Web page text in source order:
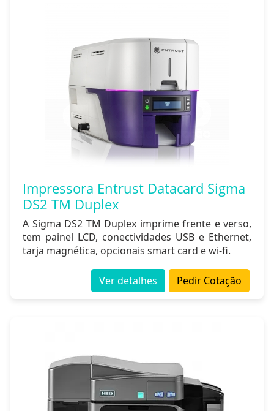
Impressora Entrust Datacard Sigma
DS2 TM Duplex
A Sigma DS2 TM Duplex imprime frente e verso,
tem painel LCD, conectividades USB e Ethernet,
tarja magnética, opcionais smart card e wi-fi.
Pedir Cotação
Ver detalhes